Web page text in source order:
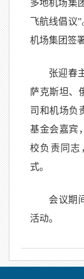
多地机场集
飞航线倡议
机场集团签
张迎春
萨克斯坦、
司和机场负
基金会嘉宾
校负责同志
式。
会议期
活动。